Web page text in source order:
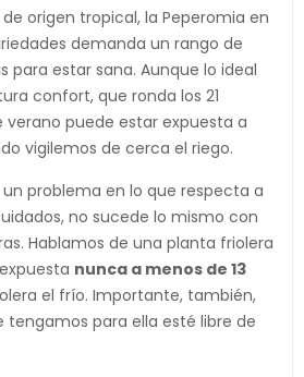
origen tropical, la Peperomia en
demanda un rango de
para estar sana. Aunque lo ideal
confort, que ronda los 21
verano puede estar expuesta a
vigilemos de cerca el riego.
un problema en lo que respecta a
no sucede lo mismo con
Hablamos de una planta friolera
nunca a menos de 13
el frío. Importante, también,
tengamos para ella esté libre de